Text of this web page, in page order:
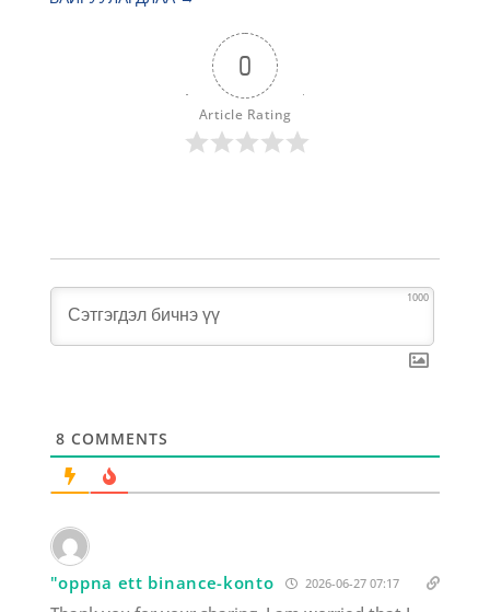
0
Article Rating
1000
8 COMMENTS
"oppna ett binance-konto 2026-06-27 07:17